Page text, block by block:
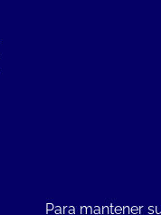
Para mantener